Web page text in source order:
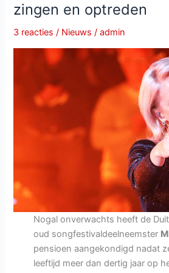
een
moderne
schlager
emotie
zingen en optreden
3 reacties / Nieuws /admin
Nogal onverwachts heeft de
oud songfestivaldeelneemster
pensioen aangekondigd nadat
leeftijd meer dan dertig jaar op